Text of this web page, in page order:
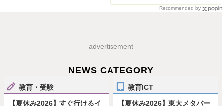
Recommended by
advertisement
NEWS CATEGORY
教育・受験
【夏休み2026】すぐ行けるイ
教育ICT
【夏休み2026】東大メタバー